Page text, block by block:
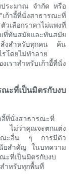
ระมาณ จำกัด หรือ
ก้าอี้ที่นั่งสาธารณะที่
เลือกราคาไม่แพงที่
ที่ทันสมัยและทันสมัย
สิ่งสำหรับทุกคน ค้น
โดยไม่ทำลาย
ราสำหรับเก้าอี้ที่นั่ง
ะที่เป็นมิตรกับงบ
อี้ที่นั่งสาธารณะที่
ไม่ว่าคุณจะตกแต่ง
ารณะอื่น ๆ การมีตัว
นัยสำคัญ ในบทความ
ะที่เป็นมิตรกับงบ
ำหรับทุกพื้นที่